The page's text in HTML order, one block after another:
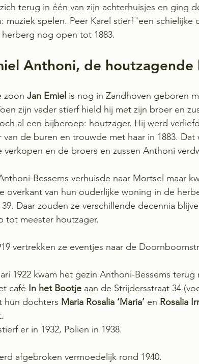
terug in één van zijn achterhuisjes en ging
muziek spelen. Peer Karel stierf 'een schielijke
nog open tot 1883.
Anthoni, de
zoon Jan Emiel is nog in Zandhoven geboren
zijn vader stierf hield hij met zijn broer en
al een bijberoep: houtzager. Hij werd
de buren en trouwde met haar in 1883.
verkopen en de broers en zussen Anthoni
Bessems verhuisde naar Mortsel maar
overkant van hun ouderlijke woning in de
Daar zouden ze verschillende decennia
tot meester houtzager.
vertrekken ze eventjes naar de
1922 kwam het gezin Anthoni-Bessems
café In het Bootje aan de Strijdersstraat 34
hun dochters Maria Rosalia ‘Maria’ en Rosalia
er in 1932, Polien in 1938.
afgebroken vermoedelijk rond 1940.